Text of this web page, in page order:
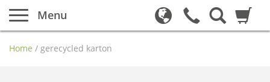
Menu
Home / gerecycled karton